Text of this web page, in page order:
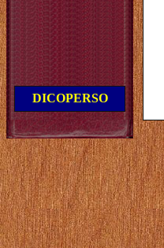
DICOPERSO